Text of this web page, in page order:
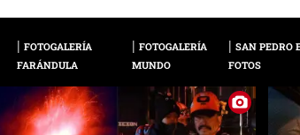
FOTOGALERÍA
FARÁNDULA
FOTOGALERÍA
MUNDO
SAN PEDRO
FOTOS